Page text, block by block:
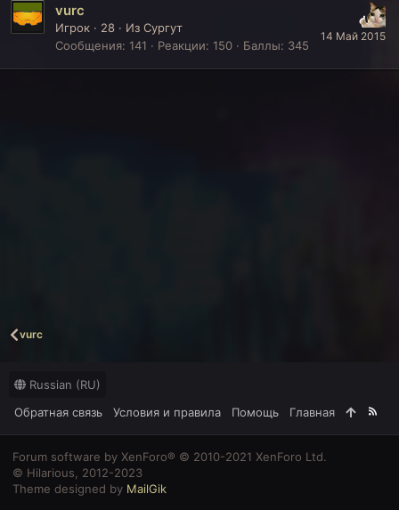
14 Май 2015
vurc
Игрок · 28 · Из Сургут
Сообщения 141 Реакции 150 Баллы 345
vurc
Russian (RU)
Обратная связь
Условия и правила Помощь Главная
R
S
Forum software by XenForo® © 2010-2021 XenForo Ltd.
© Hilarious, 2012-2023
Theme designed by MailGik